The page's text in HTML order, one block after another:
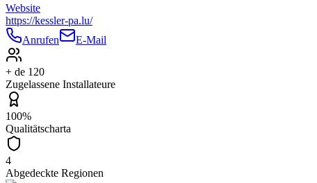
Website
https://kessler-pa.lu/
Anrufen
E-Mail
+ de 120
Zugelassene Installateure
100%
Qualitätscharta
4
Abgedeckte Regionen